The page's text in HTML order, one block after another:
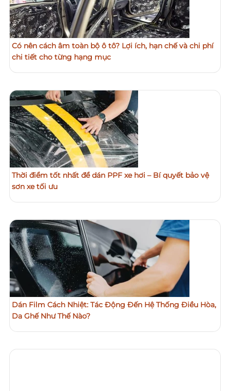
Có nên cách âm toàn bộ ô tô? Lợi ích, hạn chế và chi phí
chi tiết cho từng hạng mục
Thời điểm tốt nhất để dán PPF xe hơi – Bí quyết bảo vệ
sơn xe tối ưu
Dán Film Cách Nhiệt: Tác Động Đến Hệ Thống Điều Hòa,
Da Ghế Như Thế Nào?